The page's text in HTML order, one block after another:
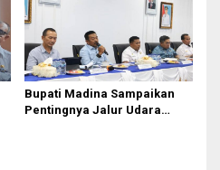
Bupati Madina Sampaikan
Pentingnya Jalur Udara